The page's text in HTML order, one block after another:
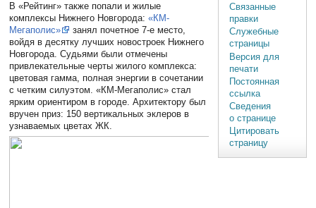
В «Рейтинг» также попали и жилые
комплексы Нижнего Новгорода:«КМ-
Мегаполис»
занял почетное 7-е место,
войдя в десятку лучших новостроек Нижнего
Новгорода. Судьями были отмечены
привлекательные черты жилого комплекса:
цветовая гамма, полная энергии в сочетании
с четким силуэтом. «КМ-Мегаполис» стал
ярким ориентиром в городе. Архитектору был
вручен приз: 150 вертикальных эклеров в
узнаваемых цветах ЖК.
Связанные
правки
Служебные
страницы
Версия для
печати
Постоянная
ссылка
Сведения
о странице
Цитировать
страницу